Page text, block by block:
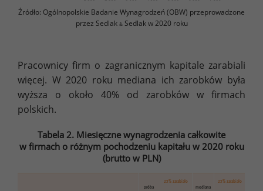
Źródło: Ogólnopolskie Badanie Wynagrodzeń (OBW) przeprowadzone
przez Sedlak &Sedlak w 2020 roku
Pracownicy firm o zagranicznym kapitale zarabiali
więcej. W 2020 roku mediana ich zarobków była
wyższa o około 40% od zarobków w firmach
polskich.
Tabela 2. Miesięczne wynagrodzenia całkowite
w firmach o różnym pochodzeniu kapitału w 2020 roku
(brutto w PLN)
próba
25% zarabiało
mediana
25% zarabiało